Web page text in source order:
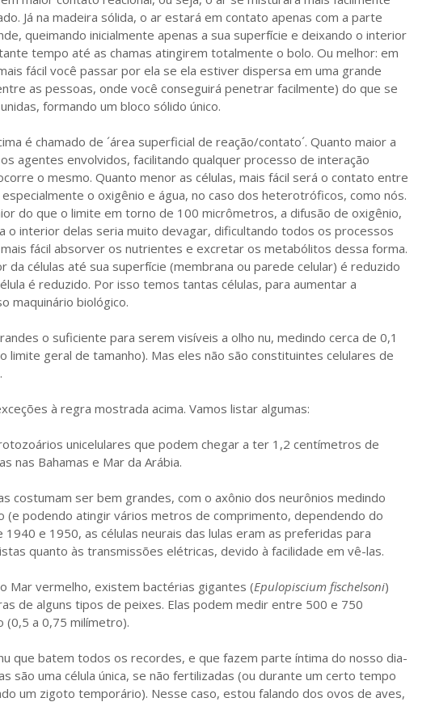
Já na madeira sólida, o ar estará em contato apenas com a parte
queimando inicialmente apenas a sua superfície e deixando o interior
tempo até as chamas atingirem totalmente o bolo. Ou melhor: em
fácil você passar por ela se ela estiver dispersa em uma grande
as pessoas, onde você conseguirá penetrar facilmente) do que se
formando um bloco sólido único.
é chamado de ´área superficial de reação/contato´. Quanto maior a
agentes envolvidos, facilitando qualquer processo de interação
o mesmo. Quanto menor as células, mais fácil será o contato entre
o oxigênio e água, no caso dos heterotróficos, como nós.
do que o limite em torno de 100 micrômetros, a difusão de oxigênio,
o interior delas seria muito devagar, dificultando todos os processos
fácil absorver os nutrientes e excretar os metabólitos dessa forma.
da células até sua superfície (membrana ou parede celular) é reduzido
é reduzido. Por isso temos tantas células, para aumentar a
maquinário biológico.
o suficiente para serem visíveis a olho nu, medindo cerca de 0,1
limite geral de tamanho). Mas eles não são constituintes celulares de
à regra mostrada acima. Vamos listar algumas:
unicelulares que podem chegar a ter 1,2 centímetros de
nas Bahamas e Mar da Arábia.
costumam ser bem grandes, com o axônio dos neurônios medindo
(e podendo atingir vários metros de comprimento, dependendo do
1940 e 1950, as células neurais das lulas eram as preferidas para
quanto às transmissões elétricas, devido à facilidade em vê-las.
Mar vermelho, existem bactérias gigantes (Epulopiscium fischelsoni)
de alguns tipos de peixes. Elas podem medir entre 500 e 750
a 0,75 milímetro).
que batem todos os recordes, e que fazem parte íntima do nosso dia-
são uma célula única, se não fertilizadas (ou durante um certo tempo
um zigoto temporário). Nesse caso, estou falando dos ovos de aves,